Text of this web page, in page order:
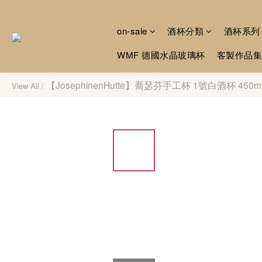
on-sale 酒杯分類 酒杯系列
WMF 德國水晶玻璃杯
客製作品集
View All / 【JosephinenHutte】喬瑟芬手工杯 1號白酒杯